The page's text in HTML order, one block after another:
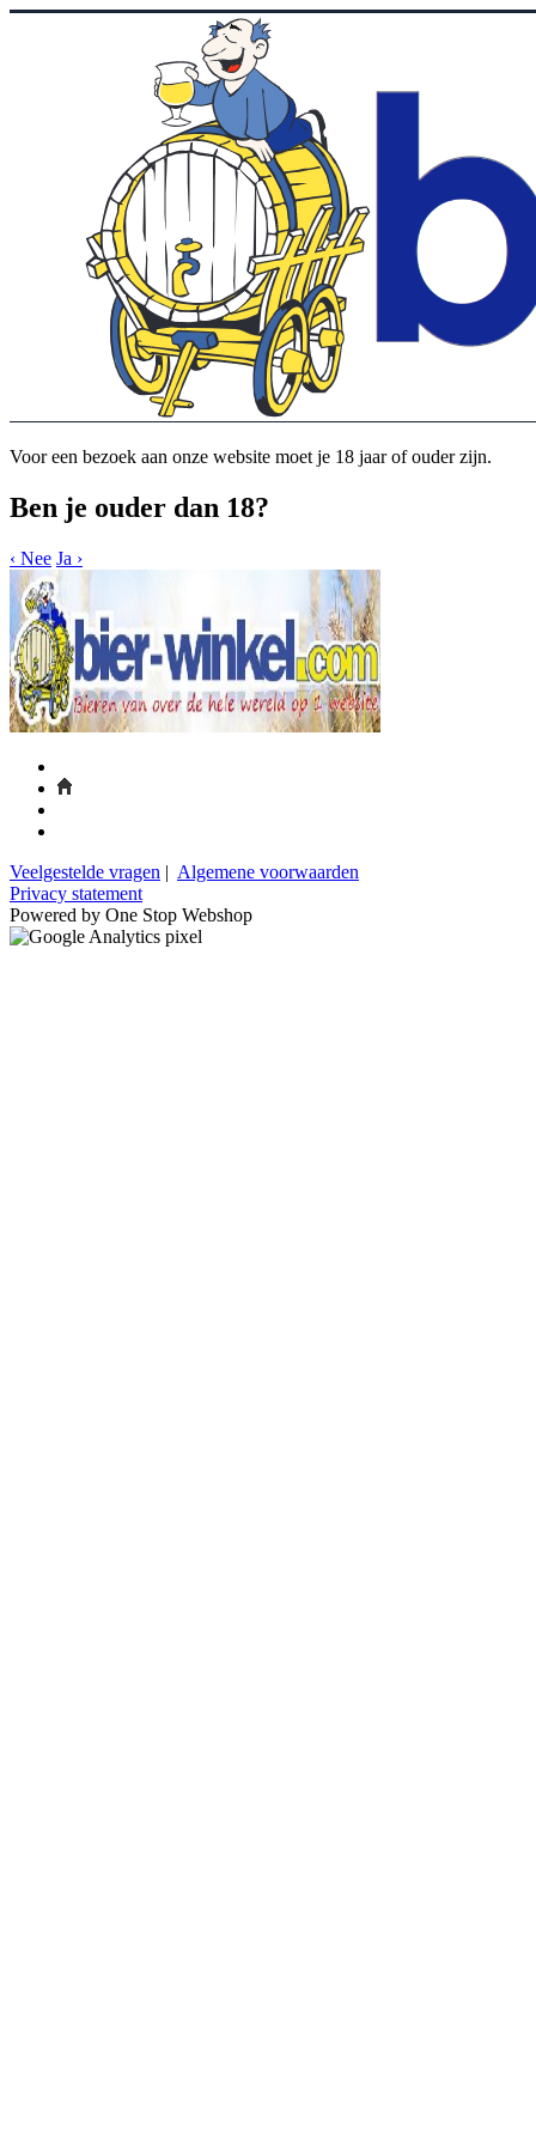
Voor een bezoek aan onze website moet je 18 jaar of ouder zijn.
Ben je ouder dan 18?
‹ Nee Ja ›
Veelgestelde vragen | Algemene voorwaarden
Privacy statement
Powered by One Stop Webshop